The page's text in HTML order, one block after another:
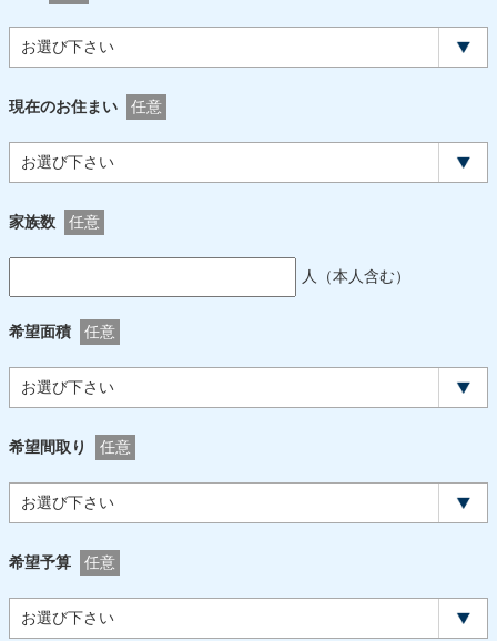
現在のお住まい 任意
家族数 任意
人（本人含む）
希望面積 任意
希望間取り 任意
希望予算 任意